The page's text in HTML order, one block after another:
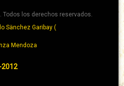
los derechos reservados.
Sänchez Garibay (
Mendoza
2012